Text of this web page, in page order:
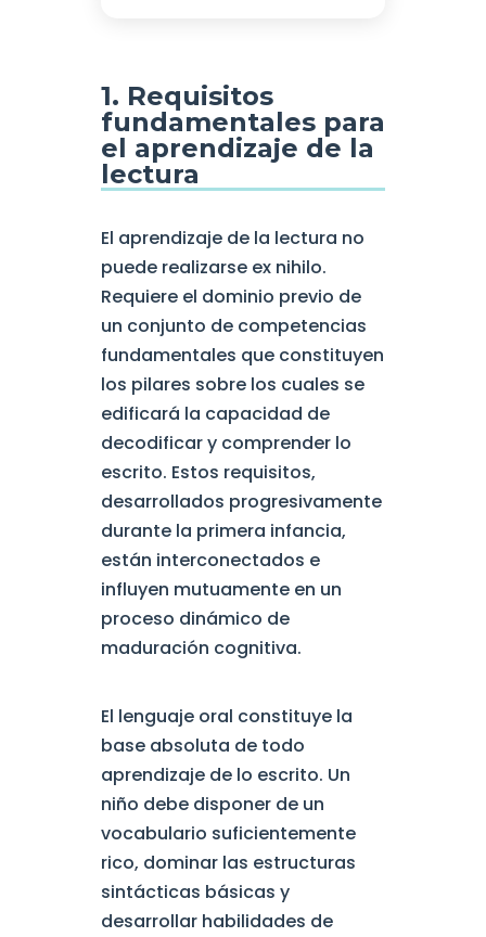
1. Requisitos
fundamentales para
el aprendizaje de la
lectura
El aprendizaje de la lectura no
puede realizarse ex nihilo.
Requiere el dominio previo de
un conjunto de competencias
fundamentales que constituyen
los pilares sobre los cuales se
edificará la capacidad de
decodificar y comprender lo
escrito. Estos requisitos,
desarrollados progresivamente
durante la primera infancia,
están interconectados e
influyen mutuamente en un
proceso dinámico de
maduración cognitiva.
El lenguaje oral constituye la
base absoluta de todo
aprendizaje de lo escrito. Un
niño debe disponer de un
vocabulario suficientemente
rico, dominar las estructuras
sintácticas básicas y
desarrollar habilidades de